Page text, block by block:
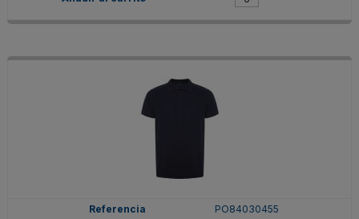
PO84030455